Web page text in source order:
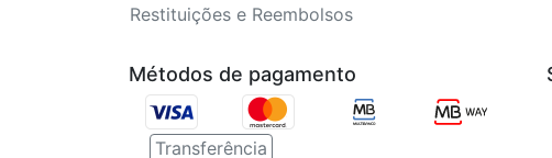
Restituições e Reembolsos
Métodos de pagamento
Transferência